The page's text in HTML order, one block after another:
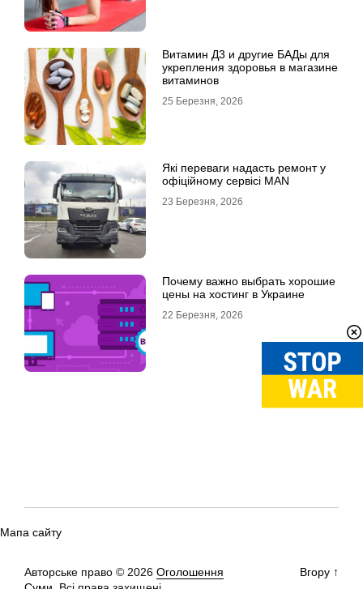
Витамин Д3 и другие БАДы для
укрепления здоровья в магазине
витаминов
25 Березня, 2026
Які переваги надасть ремонт у
офіційному сервісі MAN
23 Березня, 2026
Почему важно выбрать хорошие
цены на хостинг в Украине
22 Березня, 2026
Мапа сайту
Авторське право © 2026 Оголошення
Вгору ↑